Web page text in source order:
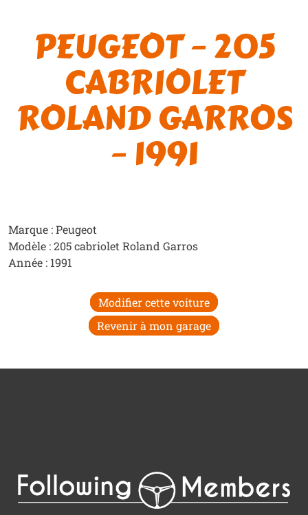
PEUGEOT – 205
CABRIOLET
ROLAND GARROS
– 1991
Marque : Peugeot
Modèle : 205 cabriolet Roland Garros
Année : 1991
Modifier cette voiture
Revenir à mon garage